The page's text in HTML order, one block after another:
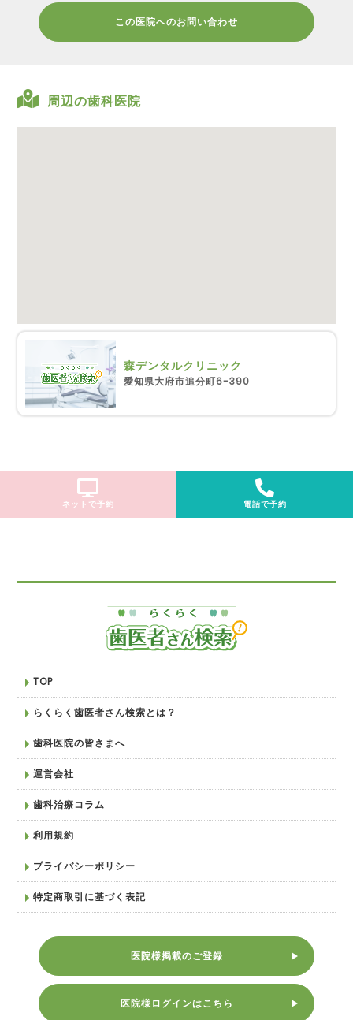
この医院へのお問い合わせ
周辺の歯科医院
森デンタルクリニック
愛知県大府市追分町6-390
ネットで予約 電話で予約
TOP
らくらく歯医者さん検索とは？
歯科医院の皆さまへ
運営会社
歯科治療コラム
利用規約
プライバシーポリシー
特定商取引に基づく表記
医院様掲載のご登録
医院様ログインはこちら